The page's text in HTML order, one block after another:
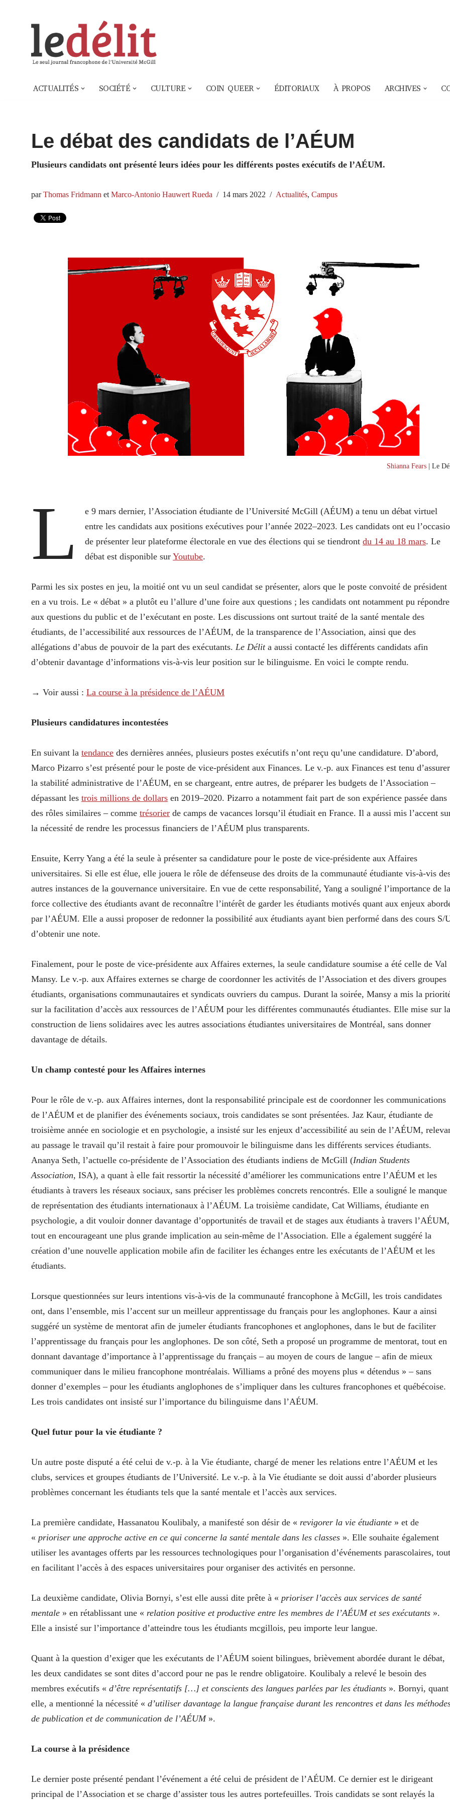
ACTUALITÉS SOCIÉTÉ CULTURE COIN QUEER ÉDITORIAUX À PROPOS ARCHIVES
Le débat des candidats de l’AÉUM
Plusieurs candidats ont présenté leurs idées pour les différents postes exécutifs de l’AÉUM.
parThomas Fridmann etMarco-Antonio Hauwert Rueda 14 mars 2022 Actualités, Campus
Shianna Fears | Le
L
e 9 mars dernier, l’Association étudiante de l’Université McGill (AÉUM) a tenu un débat virtuel
entre les candidats aux positions exécutives pour l’année 2022–2023. Les candidats ont eu
de présenter leur plateforme électorale en vue des élections qui se tiendrontdu 14 au 18 mars. Le
débat est disponible surYoutube.
Parmi les six postes en jeu, la moitié ont vu un seul candidat se présenter, alors que le poste convoité de président
en a vu trois. Le « débat » a plutôt eu l’allure d’une foire aux questions ; les candidats ont notamment pu répondre
aux questions du public et de l’exécutant en poste. Les discussions ont surtout traité de la santé mentale des
étudiants, de l’accessibilité aux ressources de l’AÉUM, de la transparence de l’Association, ainsi que des
allégations d’abus de pouvoir de la part des exécutants. Le Délit a aussi contacté les différents candidats afin
d’obtenir davantage d’informations vis-à-vis leur position sur le bilinguisme. En voici le compte rendu.
→ Voir aussi : La course à la présidence de l’AÉUM
Plusieurs candidatures incontestées
En suivant la tendance des dernières années, plusieurs postes exécutifs n’ont reçu qu’une candidature. D’abord,
Marco Pizarro s’est présenté pour le poste de vice-président aux Finances. Le v.-p. aux Finances est tenu d’assurer
la stabilité administrative de l’AÉUM, en se chargeant, entre autres, de préparer les budgets de l’Association –
dépassant les trois millions de dollars en 2019–2020. Pizarro a notamment fait part de son expérience passée dans
des rôles similaires – comme trésorier de camps de vacances lorsqu’il étudiait en France. Il a aussi mis l’accent
la nécessité de rendre les processus financiers de l’AÉUM plus transparents.
Ensuite, Kerry Yang a été la seule à présenter sa candidature pour le poste de vice-présidente aux Affaires
universitaires. Si elle est élue, elle jouera le rôle de défenseuse des droits de la communauté étudiante vis-à-vis
autres instances de la gouvernance universitaire. En vue de cette responsabilité, Yang a souligné l’importance de la
force collective des étudiants avant de reconnaître l’intérêt de garder les étudiants motivés quant aux enjeux
par l’AÉUM. Elle a aussi proposer de redonner la possibilité aux étudiants ayant bien performé dans des cours S/
d’obtenir une note.
Finalement, pour le poste de vice-présidente aux Affaires externes, la seule candidature soumise a été celle de Val
Mansy. Le v.-p. aux Affaires externes se charge de coordonner les activités de l’Association et des divers groupes
étudiants, organisations communautaires et syndicats ouvriers du campus. Durant la soirée, Mansy a mis la
sur la facilitation d’accès aux ressources de l’AÉUM pour les différentes communautés étudiantes. Elle mise sur la
construction de liens solidaires avec les autres associations étudiantes universitaires de Montréal, sans donner
davantage de détails.
Un champ contesté pour les Affaires internes
Pour le rôle de v.-p. aux Affaires internes, dont la responsabilité principale est de coordonner les communications
de l’AÉUM et de planifier des événements sociaux, trois candidates se sont présentées. Jaz Kaur, étudiante de
troisième année en sociologie et en psychologie, a insisté sur les enjeux d’accessibilité au sein de l’AÉUM,
au passage le travail qu’il restait à faire pour promouvoir le bilinguisme dans les différents services étudiants.
Ananya Seth, l’actuelle co-présidente de l’Association des étudiants indiens de McGill (Indian Students
Association, ISA), a quant à elle fait ressortir la nécessité d’améliorer les communications entre l’AÉUM et les
étudiants à travers les réseaux sociaux, sans préciser les problèmes concrets rencontrés. Elle a souligné le manque
de représentation des étudiants internationaux à l’AÉUM. La troisième candidate, Cat Williams, étudiante en
psychologie, a dit vouloir donner davantage d’opportunités de travail et de stages aux étudiants à travers l’AÉUM,
tout en encourageant une plus grande implication au sein-même de l’Association. Elle a également suggéré la
création d’une nouvelle application mobile afin de faciliter les échanges entre les exécutants de l’AÉUM et les
étudiants.
Lorsque questionnées sur leurs intentions vis-à-vis de la communauté francophone à McGill, les trois candidates
ont, dans l’ensemble, mis l’accent sur un meilleur apprentissage du français pour les anglophones. Kaur a ainsi
suggéré un système de mentorat afin de jumeler étudiants francophones et anglophones, dans le but de faciliter
l’apprentissage du français pour les anglophones. De son côté, Seth a proposé un programme de mentorat, tout en
donnant davantage d’importance à l’apprentissage du français – au moyen de cours de langue – afin de mieux
communiquer dans le milieu francophone montréalais. Williams a prôné des moyens plus « détendus » – sans
donner d’exemples – pour les étudiants anglophones de s’impliquer dans les cultures francophones et québécoise.
Les trois candidates ont insisté sur l’importance du bilinguisme dans l’AÉUM.
Quel futur pour la vie étudiante ?
Un autre poste disputé a été celui de v.-p. à la Vie étudiante, chargé de mener les relations entre l’AÉUM et les
clubs, services et groupes étudiants de l’Université. Le v.-p. à la Vie étudiante se doit aussi d’aborder plusieurs
problèmes concernant les étudiants tels que la santé mentale et l’accès aux services.
La première candidate, Hassanatou Koulibaly, a manifesté son désir de « revigorer la vie étudiante » et de
« prioriser une approche active en ce qui concerne la santé mentale dans les classes ». Elle souhaite également
utiliser les avantages offerts par les ressources technologiques pour l’organisation d’événements parascolaires, tout
en facilitant l’accès à des espaces universitaires pour organiser des activités en personne.
La deuxième candidate, Olivia Bornyi, s’est elle aussi dite prête à « prioriser l’accès aux services de santé
mentale » en rétablissant une « relation positive et productive entre les membres de l’AÉUM et ses exécutants ».
Elle a insisté sur l’importance d’atteindre tous les étudiants mcgillois, peu importe leur langue.
Quant à la question d’exiger que les exécutants de l’AÉUM soient bilingues, brièvement abordée durant le débat,
les deux candidates se sont dites d’accord pour ne pas le rendre obligatoire. Koulibaly a relevé le besoin des
membres exécutifs « d’être représentatifs […] et conscients des langues parlées par les étudiants ». Bornyi, quant
elle, a mentionné la nécessité « d’utiliser davantage la langue française durant les rencontres et dans les
de publication et de communication de l’AÉUM».
La course à la présidence
Le dernier poste présenté pendant l’événement a été celui de président de l’AÉUM. Ce dernier est le dirigeant
principal de l’Association et se charge d’assister tous les autres portefeuilles. Trois candidats se sont relayés la